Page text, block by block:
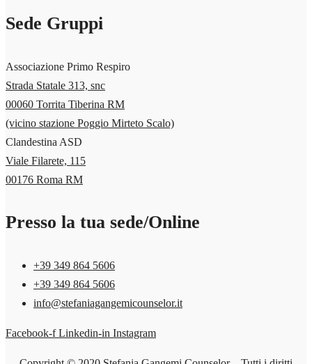
Sede Gruppi
Associazione Primo Respiro
Strada Statale 313, snc
00060 Torrita Tiberina RM
(vicino stazione Poggio Mirteto Scalo)
Clandestina ASD
Viale Filarete, 115
00176 Roma RM
Presso la tua sede/Online
+39 349 864 5606‬
+39 349 864 5606‬
info@stefaniagangemicounselor.it
Facebook-f Linkedin-in Instagram